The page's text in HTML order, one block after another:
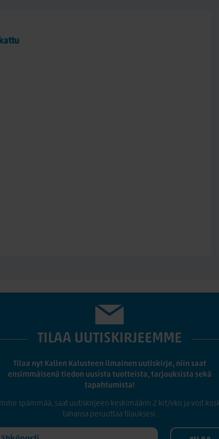
TILAA UUTISKIRJEEMME
Tilaa nyt Kallen Kalusteen ilmainen uutiskirje, niin saat
ensimmäisenä tiedon uusista tuotteista, tarjouksista sekä
tapahtumista!
spämmää, saat uutiskirjeen keskimäärin 2 krt/vko ja voit
tahansa peruuttaa tilauksesi.